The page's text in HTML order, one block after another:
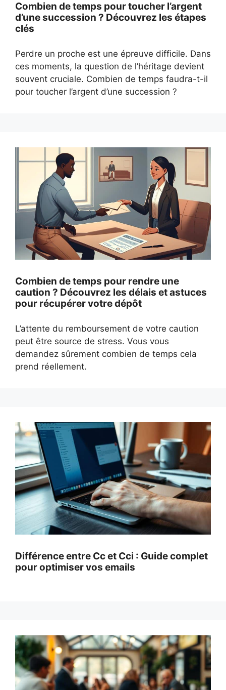
Combien de temps pour toucher l’argent
d’une succession ? Découvrez les étapes
clés
Perdre un proche est une épreuve difficile. Dans
ces moments, la question de l’héritage devient
souvent cruciale. Combien de temps faudra-t-il
pour toucher l’argent d’une succession ?
Combien de temps pour rendre une
caution ? Découvrez les délais et astuces
pour récupérer votre dépôt
L’attente du remboursement de votre caution
peut être source de stress. Vous vous
demandez sûrement combien de temps cela
prend réellement.
Différence entre Cc et Cci : Guide complet
pour optimiser vos emails